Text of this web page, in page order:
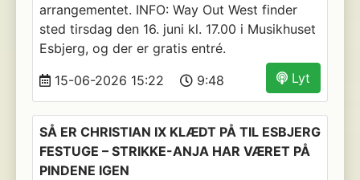
arrangementet. INFO: Way Out West finder
sted tirsdag den 16. juni kl. 17.00 i Musikhuset
Esbjerg, og der er gratis entré.
Lyt
15-06-2026 15:22 9:48
SÅ ER CHRISTIAN IX KLÆDT PÅ TIL ESBJERG
FESTUGE – STRIKKE-ANJA HAR VÆRET PÅ
PINDENE IGEN